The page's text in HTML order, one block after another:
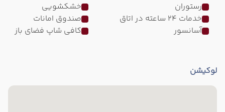
رستوران
خدمات 24 ساعته در اتاق
آسانسور
خشکشویی
صندوق امانات
کافی شاپ فضای باز
لوکیشن